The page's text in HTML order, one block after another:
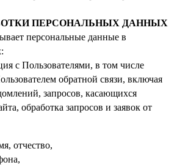
ПЕРСОНАЛЬНЫХ ДАННЫХ
персональные данные в
с Пользователями, в том числе
обратной связи, включая
запросов, касающихся
обработка запросов и заявок от
отчество,